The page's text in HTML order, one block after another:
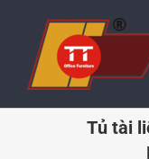
content
Tủ tài